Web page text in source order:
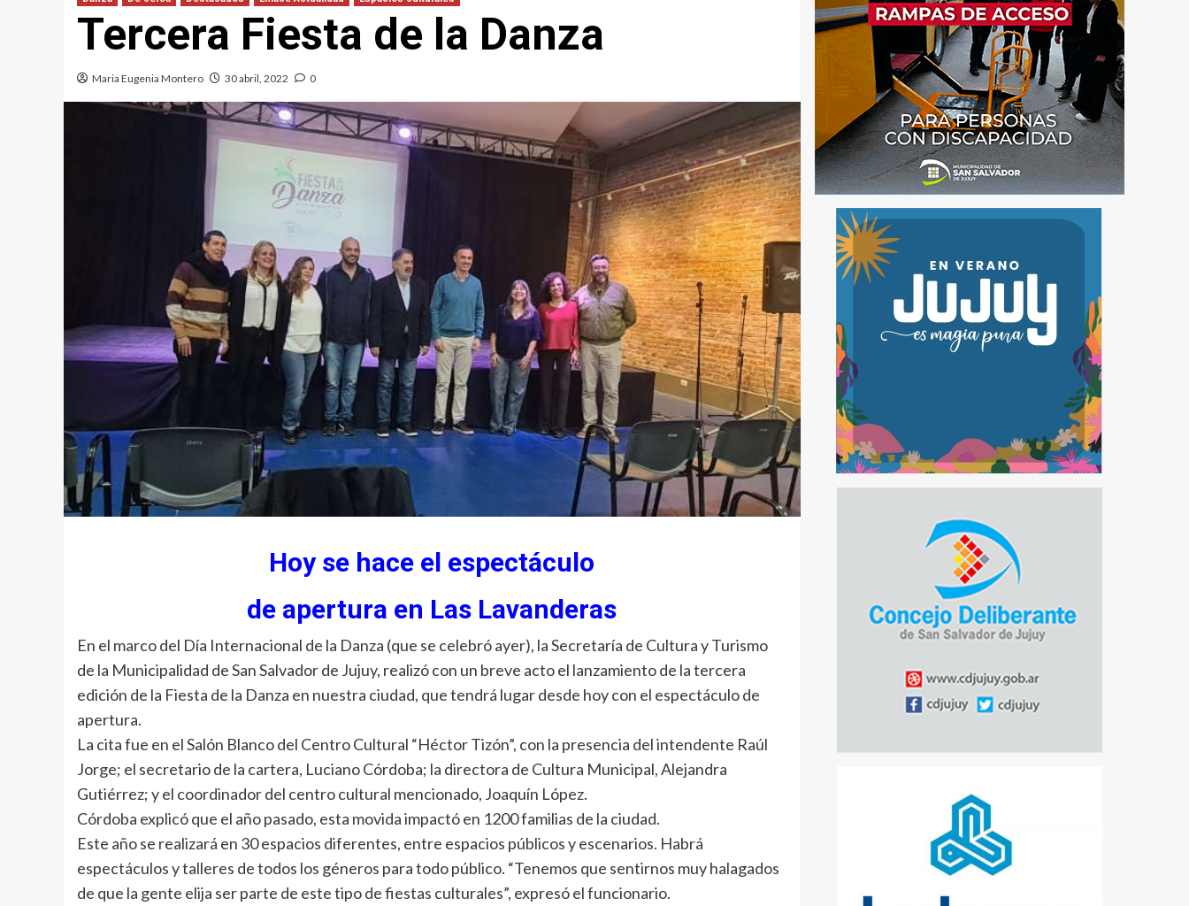
Tercera Fiesta de la Danza
Maria Eugenia Montero 30 abril, 2022 0
Hoy se hace el espectáculo
de apertura en Las Lavanderas
En el marco del Día Internacional de la Danza (que se celebró ayer), la Secretaría de Cultura y Turismo
de la Municipalidad de San Salvador de Jujuy, realizó con un breve acto el lanzamiento de la tercera
edición de la Fiesta de la Danza en nuestra ciudad, que tendrá lugar desde hoy con el espectáculo de
apertura.
La cita fue en el Salón Blanco del Centro Cultural “Héctor Tizón”, con la presencia del intendente Raúl
Jorge; el secretario de la cartera, Luciano Córdoba; la directora de Cultura Municipal, Alejandra
Gutiérrez; y el coordinador del centro cultural mencionado, Joaquín López.
Córdoba explicó que el año pasado, esta movida impactó en 1200 familias de la ciudad.
Este año se realizará en 30 espacios diferentes, entre espacios públicos y escenarios. Habrá
espectáculos y talleres de todos los géneros para todo público. “Tenemos que sentirnos muy halagados
de que la gente elija ser parte de este tipo de fiestas culturales”, expresó el funcionario.